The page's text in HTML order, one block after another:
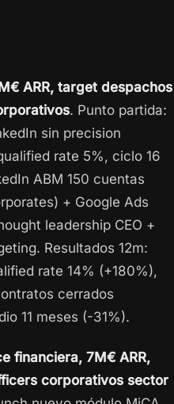
ARR, target despachos
. Punto partida:
sin precision
rate 5%, ciclo 16
ABM 150 cuentas
+ Google Ads
leadership CEO +
Resultados 12m:
rate 14% (+180%),
cerrados
11 meses (-31%).
financiera, 7M€ ARR,
corporativos sector